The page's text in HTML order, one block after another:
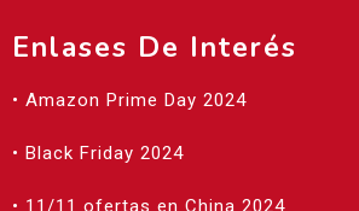
Enlases De Interés
• Amazon Prime Day 2024
• Black Friday 2024
• 11/11 ofertas en China 2024